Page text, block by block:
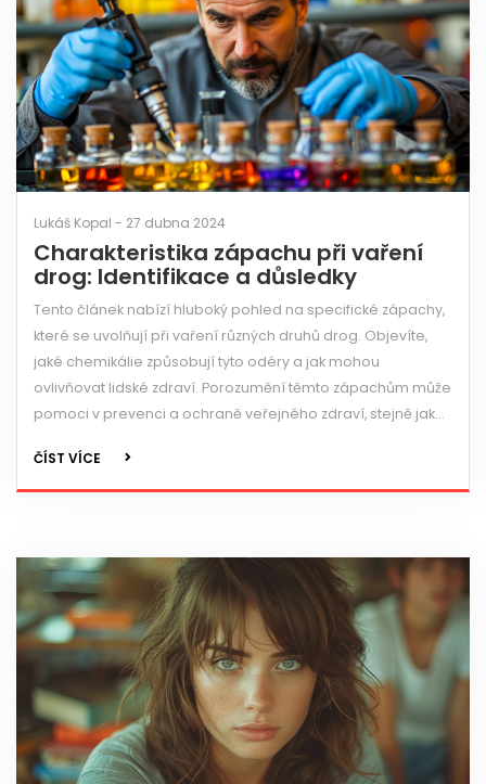
Lukáš Kopal - 27 dubna 2024
Charakteristika zápachu při vaření
drog: Identifikace a důsledky
Tento článek nabízí hluboký pohled na specifické zápachy,
které se uvolňují při vaření různých druhů drog. Objevíte,
jaké chemikálie způsobují tyto odéry a jak mohou
ovlivňovat lidské zdraví. Porozumění těmto zápachům může
pomoci v prevenci a ochraně veřejného zdraví, stejně jako
ČÍST VÍCE